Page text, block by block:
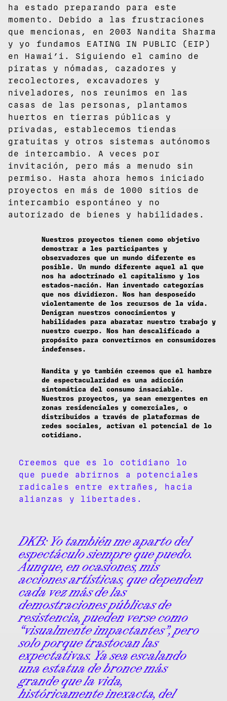
ha estado preparando para este
momento. Debido a las frustraciones
que mencionas, en 2003 Nandita Sharma
y yo fundamos EATING IN PUBLIC (EIP)
en Hawai’i. Siguiendo el camino de
piratas y nómadas, cazadores y
recolectores, excavadores y
niveladores, nos reunimos en las
casas de las personas, plantamos
huertos en tierras públicas y
privadas, establecemos tiendas
gratuitas y otros sistemas autónomos
de intercambio. A veces por
invitación, pero más a menudo sin
permiso. Hasta ahora hemos iniciado
proyectos en más de 1000 sitios de
intercambio espontáneo y no
autorizado de bienes y habilidades.
Nuestros proyectos tienen como objetivo
demostrar a les participantes y
observadores que un mundo diferente es
posible. Un mundo diferente aquel al que
nos ha adoctrinado el capitalismo y los
estados-nación. Han inventado categorías
que nos dividieron. Nos han desposeído
violentamente de los recursos de la vida.
Denigran nuestros conocimientos y
habilidades para abaratar nuestro trabajo y
nuestro cuerpo. Nos han descalificado a
propósito para convertirnos en consumidores
indefenses.
Nandita y yo también creemos que el hambre
de espectacularidad es una adicción
sintomática del consumo insaciable.
Nuestros proyectos, ya sean emergentes en
zonas residenciales y comerciales, o
distribuidos a través de plataformas de
redes sociales, activan el potencial de lo
cotidiano.
Creemos que es lo cotidiano lo
que puede abrirnos a potenciales
radicales entre extrañes, hacia
alianzas y libertades.
DKB:Yo también me aparto del
espectáculo siempre que puedo.
Aunque, en ocasiones, mis
acciones artísticas, que dependen
cada vez más de las
demostraciones públicas de
resistencia, pueden verse como
“visualmente impactantes”, pero
solo porque trastocan las
expectativas. Ya sea escalando
una estatua de bronce más
grande que la vida,
históricamente inexacta, del